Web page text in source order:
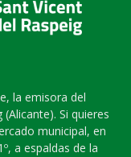
la emisora del
Si quieres
municipal, en
a espaldas de la